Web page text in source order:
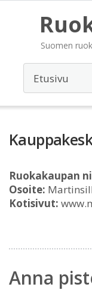
Suomen
Ruokakaupan
Osoite:
Kotisivut:
Anna